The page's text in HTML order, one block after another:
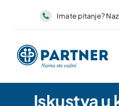
Imate pitanje?
Iskustva u